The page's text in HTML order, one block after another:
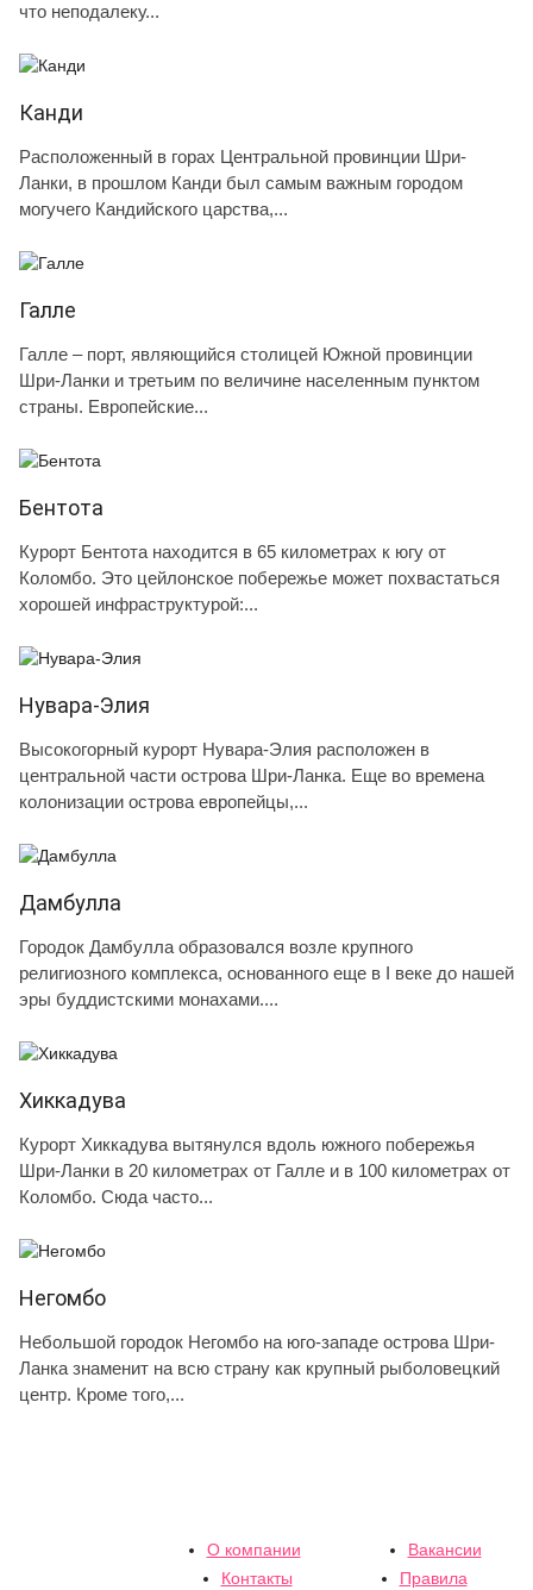
что неподалеку...
Канди
Расположенный в горах Центральной провинции Шри-
Ланки, в прошлом Канди был самым важным городом
могучего Кандийского царства,...
Галле
Галле – порт, являющийся столицей Южной провинции
Шри-Ланки и третьим по величине населенным пунктом
страны. Европейские...
Бентота
Курорт Бентота находится в 65 километрах к югу от
Коломбо. Это цейлонское побережье может похвастаться
хорошей инфраструктурой:...
Нувара-Элия
Высокогорный курорт Нувара-Элия расположен в
центральной части острова Шри-Ланка. Еще во времена
колонизации острова европейцы,...
Дамбулла
Городок Дамбулла образовался возле крупного
религиозного комплекса, основанного еще в I веке до нашей
эры буддистскими монахами....
Хиккадува
Курорт Хиккадува вытянулся вдоль южного побережья
Шри-Ланки в 20 километрах от Галле и в 100 километрах от
Коломбо. Сюда часто...
Негомбо
Небольшой городок Негомбо на юго-западе острова Шри-
Ланка знаменит на всю страну как крупный рыболовецкий
центр. Кроме того,...
О компании
Вакансии
Контакты
Правила